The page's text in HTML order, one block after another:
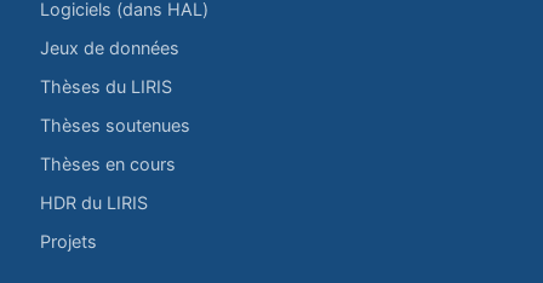
Logiciels (dans HAL)
Jeux de données
Thèses du LIRIS
Thèses soutenues
Thèses en cours
HDR du LIRIS
Projets